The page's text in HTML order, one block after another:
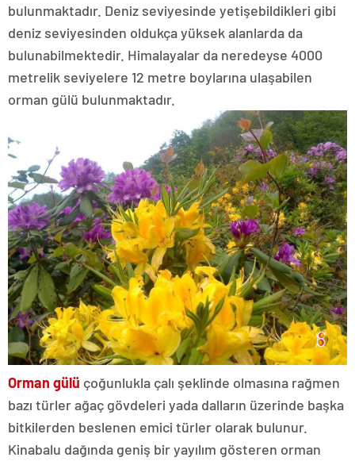
bulunmaktadır. Deniz seviyesinde yetişebildikleri gibi
deniz seviyesinden oldukça yüksek alanlarda da
bulunabilmektedir. Himalayalar da neredeyse 4000
metrelik seviyelere 12 metre boylarına ulaşabilen
orman gülü bulunmaktadır.
Orman gülü çoğunlukla çalı şeklinde olmasına rağmen
bazı türler ağaç gövdeleri yada dalların üzerinde başka
bitkilerden beslenen emici türler olarak bulunur.
Kinabalu dağında geniş bir yayılım gösteren orman